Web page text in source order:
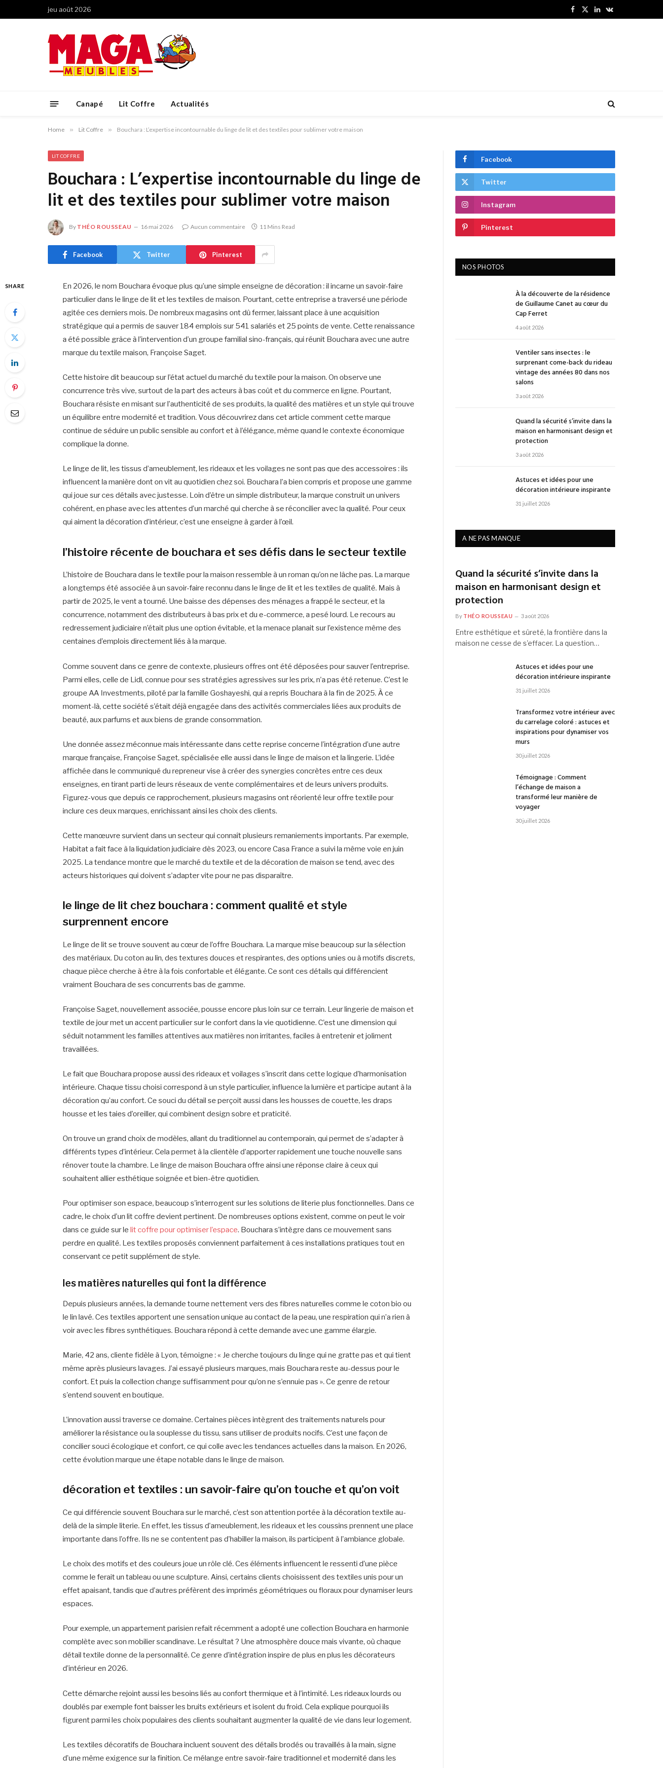
jeu août 2026
Facebook
X
LinkedInVKontakte
Canapé Lit Coffre Actualités
Home » Lit Coffre » Bouchara : L’expertise incontournable du linge de lit et des textiles pour sublimer votre maison
LIT COFFRE
Bouchara : L’expertise incontournable du linge de
lit et des textiles pour sublimer votre maison
By THÉO ROUSSEAU 16 mai 2026 Aucun commentaire 11 Mins Read
Facebook Twitter Pinterest
SHARE
En 2026, le nom Bouchara évoque plus qu’une simple enseigne de décoration : il incarne un savoir-faire
particulier dans le linge de lit et les textiles de maison. Pourtant, cette entreprise a traversé une période
agitée ces derniers mois. De nombreux magasins ont dû fermer, laissant place à une acquisition
stratégique qui a permis de sauver 184 emplois sur 541 salariés et 25 points de vente. Cette renaissance
a été possible grâce à l’intervention d’un groupe familial sino-français, qui réunit Bouchara avec une autre
marque du textile maison, Françoise Saget.
Cette histoire dit beaucoup sur l’état actuel du marché du textile pour la maison. On observe une
concurrence très vive, surtout de la part des acteurs à bas coût et du commerce en ligne. Pourtant,
Bouchara résiste en misant sur l’authenticité de ses produits, la qualité des matières et un style qui trouve
un équilibre entre modernité et tradition. Vous découvrirez dans cet article comment cette marque
continue de séduire un public sensible au confort et à l’élégance, même quand le contexte économique
complique la donne.
Le linge de lit, les tissus d’ameublement, les rideaux et les voilages ne sont pas que des accessoires : ils
influencent la manière dont on vit au quotidien chez soi. Bouchara l’a bien compris et propose une gamme
qui joue sur ces détails avec justesse. Loin d’être un simple distributeur, la marque construit un univers
cohérent, en phase avec les attentes d’un marché qui cherche à se réconcilier avec la qualité. Pour ceux
qui aiment la décoration d’intérieur, c’est une enseigne à garder à l’œil.
l’histoire récente de bouchara et ses défis dans le secteur textile
L’histoire de Bouchara dans le textile pour la maison ressemble à un roman qu’on ne lâche pas. La marque
a longtemps été associée à un savoir-faire reconnu dans le linge de lit et les textiles de qualité. Mais à
partir de 2025, le vent a tourné. Une baisse des dépenses des ménages a frappé le secteur, et la
concurrence, notamment des distributeurs à bas prix et du e-commerce, a pesé lourd. Le recours au
redressement judiciaire n’était plus une option évitable, et la menace planait sur l’existence même des
centaines d’emplois directement liés à la marque.
Comme souvent dans ce genre de contexte, plusieurs offres ont été déposées pour sauver l’entreprise.
Parmi elles, celle de Lidl, connue pour ses stratégies agressives sur les prix, n’a pas été retenue. C’est le
groupe AA Investments, piloté par la famille Goshayeshi, qui a repris Bouchara à la fin de 2025. À ce
moment-là, cette société s’était déjà engagée dans des activités commerciales liées aux produits de
beauté, aux parfums et aux biens de grande consommation.
Une donnée assez méconnue mais intéressante dans cette reprise concerne l’intégration d’une autre
marque française, Françoise Saget, spécialisée elle aussi dans le linge de maison et la lingerie. L’idée
affichée dans le communiqué du repreneur vise à créer des synergies concrètes entre ces deux
enseignes, en tirant parti de leurs réseaux de vente complémentaires et de leurs univers produits.
Figurez-vous que depuis ce rapprochement, plusieurs magasins ont réorienté leur offre textile pour
inclure ces deux marques, enrichissant ainsi les choix des clients.
Cette manœuvre survient dans un secteur qui connaît plusieurs remaniements importants. Par exemple,
Habitat a fait face à la liquidation judiciaire dès 2023, ou encore Casa France a suivi la même voie en juin
2025. La tendance montre que le marché du textile et de la décoration de maison se tend, avec des
acteurs historiques qui doivent s’adapter vite pour ne pas disparaître.
le linge de lit chez bouchara : comment qualité et style
surprennent encore
Le linge de lit se trouve souvent au cœur de l’offre Bouchara. La marque mise beaucoup sur la sélection
des matériaux. Du coton au lin, des textures douces et respirantes, des options unies ou à motifs discrets,
chaque pièce cherche à être à la fois confortable et élégante. Ce sont ces détails qui différencient
vraiment Bouchara de ses concurrents bas de gamme.
Françoise Saget, nouvellement associée, pousse encore plus loin sur ce terrain. Leur lingerie de maison et
textile de jour met un accent particulier sur le confort dans la vie quotidienne. C’est une dimension qui
séduit notamment les familles attentives aux matières non irritantes, faciles à entretenir et joliment
travaillées.
Le fait que Bouchara propose aussi des rideaux et voilages s’inscrit dans cette logique d’harmonisation
intérieure. Chaque tissu choisi correspond à un style particulier, influence la lumière et participe autant à la
décoration qu’au confort. Ce souci du détail se perçoit aussi dans les housses de couette, les draps
housse et les taies d’oreiller, qui combinent design sobre et praticité.
On trouve un grand choix de modèles, allant du traditionnel au contemporain, qui permet de s’adapter à
différents types d’intérieur. Cela permet à la clientèle d’apporter rapidement une touche nouvelle sans
rénover toute la chambre. Le linge de maison Bouchara offre ainsi une réponse claire à ceux qui
souhaitent allier esthétique soignée et bien-être quotidien.
Pour optimiser son espace, beaucoup s’interrogent sur les solutions de literie plus fonctionnelles. Dans ce
cadre, le choix d’un lit coffre devient pertinent. De nombreuses options existent, comme on peut le voir
dans ce guide sur le lit coffre pour optimiser l’espace. Bouchara s’intègre dans ce mouvement sans
perdre en qualité. Les textiles proposés conviennent parfaitement à ces installations pratiques tout en
conservant ce petit supplément de style.
les matières naturelles qui font la différence
Depuis plusieurs années, la demande tourne nettement vers des fibres naturelles comme le coton bio ou
le lin lavé. Ces textiles apportent une sensation unique au contact de la peau, une respiration qui n’a rien à
voir avec les fibres synthétiques. Bouchara répond à cette demande avec une gamme élargie.
Marie, 42 ans, cliente fidèle à Lyon, témoigne : « Je cherche toujours du linge qui ne gratte pas et qui tient
même après plusieurs lavages. J’ai essayé plusieurs marques, mais Bouchara reste au-dessus pour le
confort. Et puis la collection change suffisamment pour qu’on ne s’ennuie pas ». Ce genre de retour
s’entend souvent en boutique.
L’innovation aussi traverse ce domaine. Certaines pièces intègrent des traitements naturels pour
améliorer la résistance ou la souplesse du tissu, sans utiliser de produits nocifs. C’est une façon de
concilier souci écologique et confort, ce qui colle avec les tendances actuelles dans la maison. En 2026,
cette évolution marque une étape notable dans le linge de maison.
décoration et textiles : un savoir-faire qu’on touche et qu’on voit
Ce qui différencie souvent Bouchara sur le marché, c’est son attention portée à la décoration textile au-
delà de la simple literie. En effet, les tissus d’ameublement, les rideaux et les coussins prennent une place
importante dans l’offre. Ils ne se contentent pas d’habiller la maison, ils participent à l’ambiance globale.
Le choix des motifs et des couleurs joue un rôle clé. Ces éléments influencent le ressenti d’une pièce
comme le ferait un tableau ou une sculpture. Ainsi, certains clients choisissent des textiles unis pour un
effet apaisant, tandis que d’autres préfèrent des imprimés géométriques ou floraux pour dynamiser leurs
espaces.
Pour exemple, un appartement parisien refait récemment a adopté une collection Bouchara en harmonie
complète avec son mobilier scandinave. Le résultat ? Une atmosphère douce mais vivante, où chaque
détail textile donne de la personnalité. Ce genre d’intégration inspire de plus en plus les décorateurs
d’intérieur en 2026.
Cette démarche rejoint aussi les besoins liés au confort thermique et à l’intimité. Les rideaux lourds ou
doublés par exemple font baisser les bruits extérieurs et isolent du froid. Cela explique pourquoi ils
figurent parmi les choix populaires des clients souhaitant augmenter la qualité de vie dans leur logement.
Les textiles décoratifs de Bouchara incluent souvent des détails brodés ou travaillés à la main, signe
d’une même exigence sur la finition. Ce mélange entre savoir-faire traditionnel et modernité dans les
Facebook
Twitter
Instagram
Pinterest
NOS PHOTOS
À la découverte de la résidence
de Guillaume Canet au cœur du
Cap Ferret
4 août 2026
Ventiler sans insectes : le
surprenant come-back du rideau
vintage des années 80 dans nos
salons
3 août 2026
Quand la sécurité s’invite dans la
maison en harmonisant design et
protection
3 août 2026
Astuces et idées pour une
décoration intérieure inspirante
31 juillet 2026
A NE PAS MANQUE
Quand la sécurité s’invite dans la
maison en harmonisant design et
protection
By THÉO ROUSSEAU 3 août 2026
Entre esthétique et sûreté, la frontière dans la
maison ne cesse de s’effacer. La question…
Astuces et idées pour une
décoration intérieure inspirante
31 juillet 2026
Transformez votre intérieur avec
du carrelage coloré : astuces et
inspirations pour dynamiser vos
murs
30 juillet 2026
Témoignage : Comment
l’échange de maison a
transformé leur manière de
voyager
30 juillet 2026